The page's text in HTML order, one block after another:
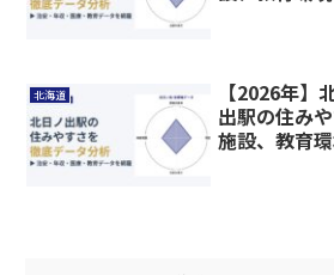
北海道
【2026年】
出駅の住み
施設、教育